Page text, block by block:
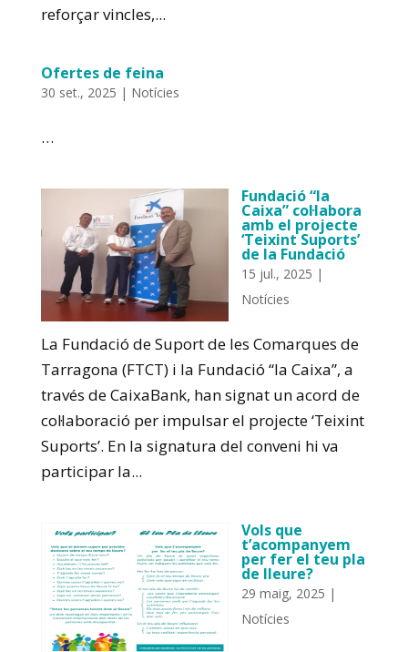
reforçar vincles,...
Ofertes de feina
30 set., 2025 | Notícies
…
Fundació “la
Caixa” col·labora
amb el projecte
‘Teixint Suports’
de la Fundació
15 jul., 2025 |
Notícies
La Fundació de Suport de les Comarques de
Tarragona (FTCT) i la Fundació “la Caixa”, a
través de CaixaBank, han signat un acord de
col·laboració per impulsar el projecte ‘Teixint
Suports’. En la signatura del conveni hi va
participar la...
Vols que
t’acompanyem
per fer el teu pla
de lleure?
29 maig, 2025 |
Notícies